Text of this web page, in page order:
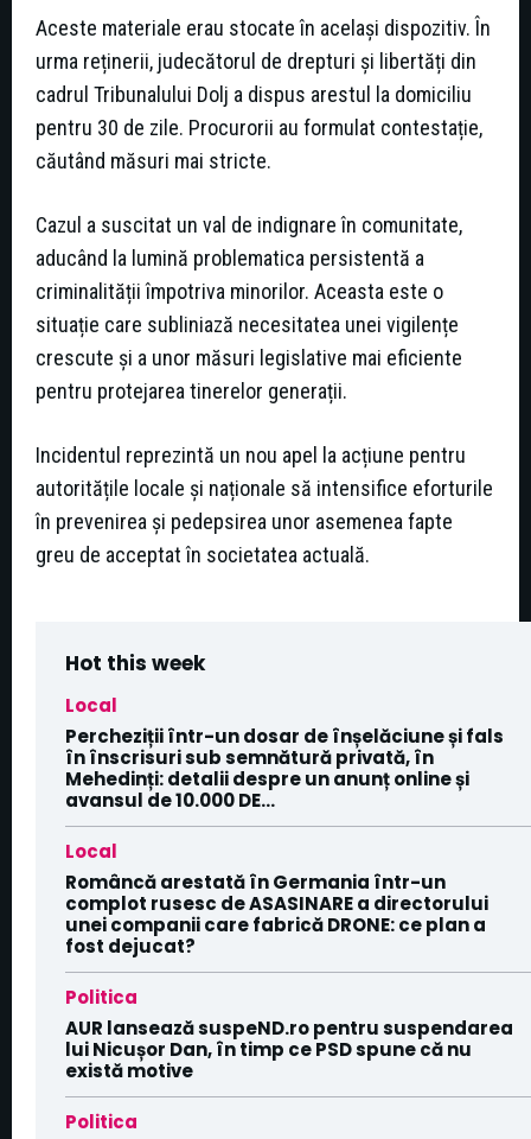
Aceste materiale erau stocate în același dispozitiv. În
urma reținerii, judecătorul de drepturi și libertăți din
cadrul Tribunalului Dolj a dispus arestul la domiciliu
pentru 30 de zile. Procurorii au formulat contestație,
căutând măsuri mai stricte.
Cazul a suscitat un val de indignare în comunitate,
aducând la lumină problematica persistentă a
criminalității împotriva minorilor. Aceasta este o
situație care subliniază necesitatea unei vigilențe
crescute și a unor măsuri legislative mai eficiente
pentru protejarea tinerelor generații.
Incidentul reprezintă un nou apel la acțiune pentru
autoritățile locale și naționale să intensifice eforturile
în prevenirea și pedepsirea unor asemenea fapte
greu de acceptat în societatea actuală.
Hot this week
Local
Percheziții într-un dosar de înșelăciune și fals
în înscrisuri sub semnătură privată, în
Mehedinți: detalii despre un anunț online și
avansul de 10.000 DE...
Local
Româncă arestată în Germania într-un
complot rusesc de ASASINARE a directorului
unei companii care fabrică DRONE: ce plan a
fost dejucat?
Politica
AUR lansează suspeND.ro pentru suspendarea
lui Nicușor Dan, în timp ce PSD spune că nu
există motive
Politica